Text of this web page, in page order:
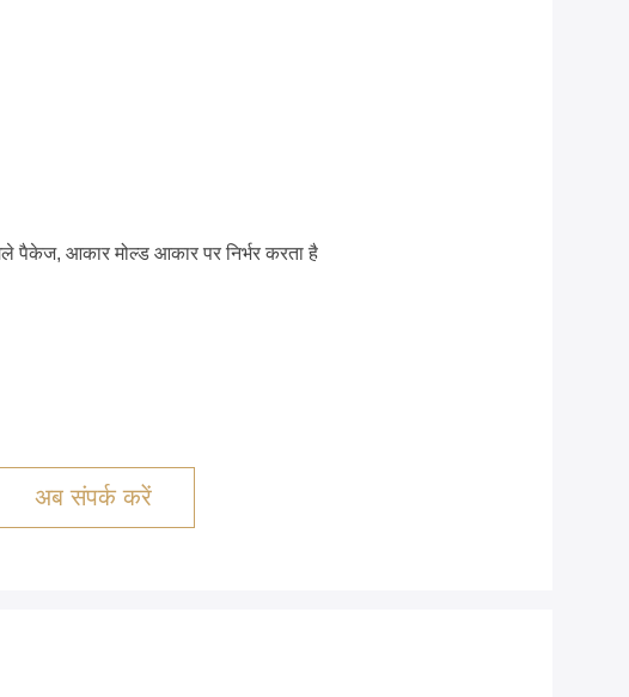
पैकेज, आकार मोल्ड आकार पर निर्भर करता है
अब संपर्क करें